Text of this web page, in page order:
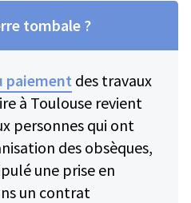
tombale ?
paiement des travaux
à Toulouse revient
personnes qui ont
des obsèques,
une prise en
un contrat